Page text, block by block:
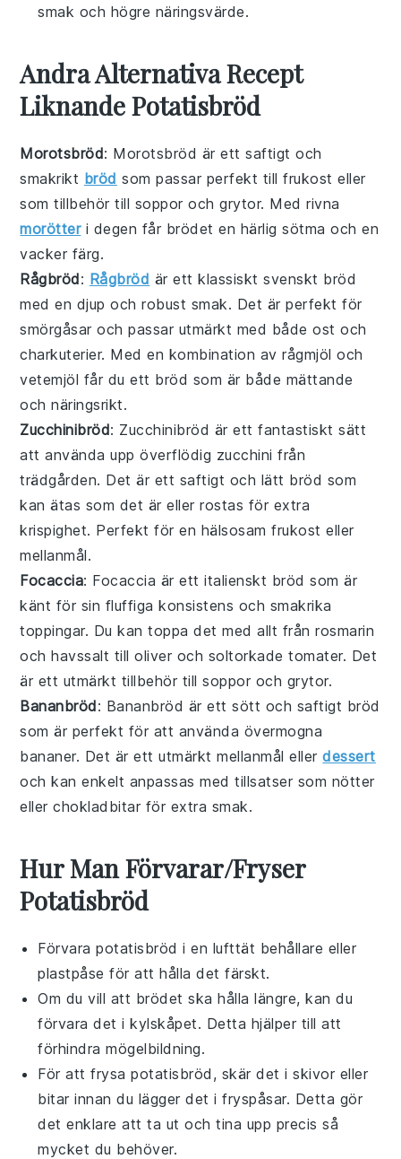
smak och högre näringsvärde.
Andra Alternativa Recept
Liknande Potatisbröd
Morotsbröd: Morotsbröd är ett saftigt och
smakrikt bröd som passar perfekt till frukost eller
som tillbehör till soppor och grytor. Med rivna
morötteri degen får brödet en härlig sötma och en
vacker färg.
Rågbröd: Rågbröd är ett klassiskt svenskt bröd
med en djup och robust smak. Det är perfekt för
smörgåsar och passar utmärkt med både ost och
charkuterier. Med en kombination av rågmjöl och
vetemjöl får du ett bröd som är både mättande
och näringsrikt.
Zucchinibröd: Zucchinibröd är ett fantastiskt sätt
att använda upp överflödig zucchini från
trädgården. Det är ett saftigt och lätt bröd som
kan ätas som det är eller rostas för extra
krispighet. Perfekt för en hälsosam frukost eller
mellanmål.
Focaccia: Focaccia är ett italienskt bröd som är
känt för sin fluffiga konsistens och smakrika
toppingar. Du kan toppa det med allt från rosmarin
och havssalt till oliver och soltorkade tomater. Det
är ett utmärkt tillbehör tillsoppor och grytor.
Bananbröd: Bananbröd är ett sött och saftigt bröd
som är perfekt för att använda övermogna
bananer. Det är ett utmärkt mellanmål ellerdessert
och kan enkelt anpassas med tillsatser som nötter
eller chokladbitar för extra smak.
Hur Man Förvarar/Fryser
Potatisbröd
Förvarapotatisbröd i en lufttät behållare eller
plastpåse för att hålla det färskt.
Om du vill att brödet ska hålla längre, kan du
förvara det i kylskåpet. Detta hjälper till att
förhindra mögelbildning.
För att frysapotatisbröd , skär det i skivor eller
bitar innan du lägger det i fryspåsar. Detta gör
det enklare att ta ut och tina upp precis så
mycket du behöver.